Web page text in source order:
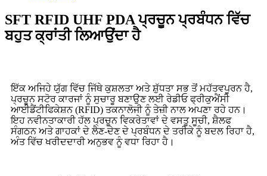
SFT RFID UHF PDA ਪ੍ਰਚੂਨ ਪ੍ਰਬੰਧਨ ਵਿੱਚ
ਬਹੁਤ ਕ੍ਰਾਂਤੀ ਲਿਆਉਂਦਾ ਹੈ
ਇੱਕ ਅਜਿਹੇ ਯੁੱਗ ਵਿੱਚ ਜਿੱਥੇ ਕੁਸ਼ਲਤਾ ਅਤੇ ਸ਼ੁੱਧਤਾ ਸਭ ਤੋਂ ਮਹੱਤਵਪੂਰਨ ਹੈ,
ਪ੍ਰਚੂਨ ਸਟੋਰ ਕਾਰਜਾਂ ਨੂੰ ਸੁਚਾਰੂ ਬਣਾਉਣ ਲਈ ਰੇਡੀਓ ਫ੍ਰੀਕੁਐਂਸੀ
ਆਈਡੈਂਟੀਫਿਕੇਸ਼ਨ (RFID) ਤਕਨਾਲੋਜੀ ਨੂੰ ਤੇਜ਼ੀ ਨਾਲ ਅਪਣਾ ਰਹੇ ਹਨ।
ਇਹ ਨਵੀਨਤਾਕਾਰੀ ਹੱਲ ਪ੍ਰਚੂਨ ਵਿਕਰੇਤਾਵਾਂ ਦੇ ਵਸਤੂ ਸੂਚੀ, ਸ਼ੈਲਫ
ਸੰਗਠਨ ਅਤੇ ਗਾਹਕਾਂ ਦੇ ਲੈਣ-ਦੇਣ ਦੇ ਪ੍ਰਬੰਧਨ ਦੇ ਤਰੀਕੇ ਨੂੰ ਬਦਲ ਰਿਹਾ ਹੈ,
ਅੰਤ ਵਿੱਚ ਖਰੀਦਦਾਰੀ ਅਨੁਭਵ ਨੂੰ ਵਧਾ ਰਿਹਾ ਹੈ।